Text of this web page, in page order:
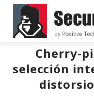
Cherry-
selección